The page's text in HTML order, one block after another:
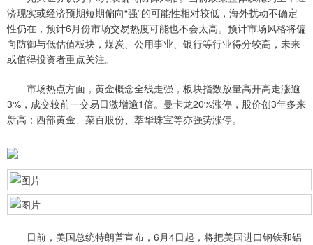
济现实或经济预期短期偏向“强”的可能性相对较低，海外扰动不确定
性仍在，预计6月份市场交易热度可能也不会太高。预计市场风格将偏
向防御与低估值板块，煤炭、公用事业、银行等行业得分较高，未来
或值得投资者重点关注。
市场热点方面，黄金概念全线走强，板块指数放量高开高走涨逾
3%，成交较前一交易日激增逾1倍。曼卡龙20%涨停，股价创3年多来
新高；西部黄金、菜百股份、萃华珠宝等亦强势涨停。
日前，美国总统特朗普宣布，6月4日起，将把美国进口钢铁和铝